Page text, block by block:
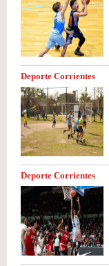
Deporte Corrientes
Deporte Corrientes